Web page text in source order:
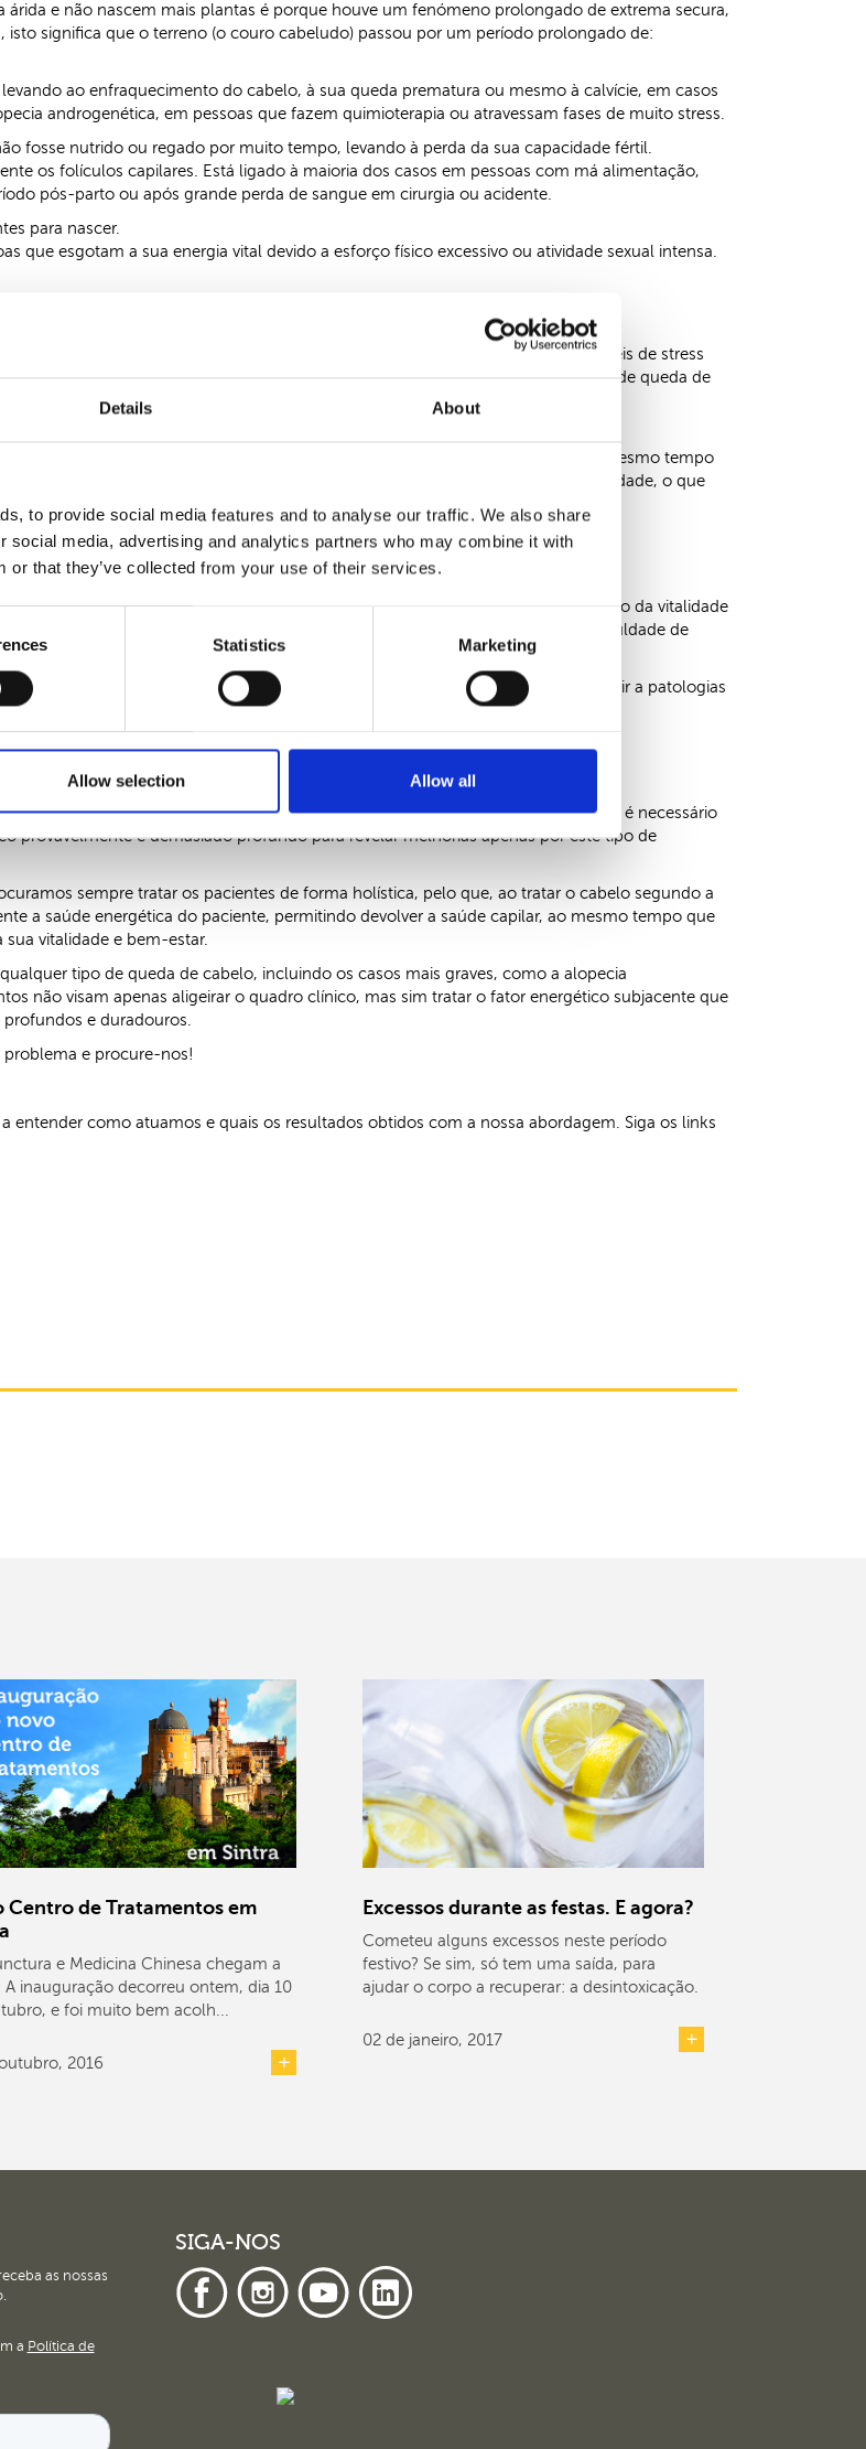
Details About
to provide social media features and to analyse our traffic. We also share
social media, advertising and analytics partners who may combine it with
or that they’ve collected from your use of their services.
Statistics Marketing
Allow selection Allow all
e não nascem mais plantas é porque houve um fenómeno prolongado de extrema secura,
significa que o terreno (o couro cabeludo) passou por um período prolongado de:
ao enfraquecimento do cabelo, à sua queda prematura ou mesmo à calvície, em casos
androgenética, em pessoas que fazem quimioterapia ou atravessam fases de muito stress.
fosse nutrido ou regado por muito tempo, levando à perda da sua capacidade fértil.
os folículos capilares. Está ligado à maioria dos casos em pessoas com má alimentação,
pós-parto ou após grande perda de sangue em cirurgia ou acidente.
para nascer.
que esgotam a sua energia vital devido a esforço físico excessivo ou atividade sexual intensa.
solar intensa que ocorre no verão que lesa o couro cabeludo e/ou a altos níveis de stress
excessivo, que “mata as plantas” e provoca uma fase aguda telógena (ciclo de queda de
cabeludo com Água – Sangue – Yin, aumentando a sua nutrição natural, ao mesmo tempo
inflamatórios que lesam os capilares. Com isto, o cabelo ficará com mais vitalidade, o que
dá sinais de fragilidade, até porque uma situação prolongada de enfraquecimento da vitalidade
do cabelo, resultando em fios cada vez mais finos, queda acentuada e dificuldade de
capilar mais persistente se não houver intervenção adequada.
que podem ter consequências não apenas no cabelo, mas também conduzir a patologias
subjacente para reverter o processo. Não basta um simples tónico, pois é necessário
provavelmente é demasiado profundo para revelar melhorias apenas por este tipo de
sempre tratar os pacientes de forma holística, pelo que, ao tratar o cabelo segundo a
a saúde energética do paciente, permitindo devolver a saúde capilar, ao mesmo tempo que
vitalidade e bem-estar.
tipo de queda de cabelo, incluindo os casos mais graves, como a alopecia
não visam apenas aligeirar o quadro clínico, mas sim tratar o fator energético subjacente que
e duradouros.
problema e procure-nos!
entender como atuamos e quais os resultados obtidos com a nossa abordagem. Siga os links
Centro de Tratamentos em
e Medicina Chinesa chegam a
A inauguração decorreu ontem, dia 10
e foi muito bem acolh...
2016
Excessos durante as festas. E agora?
Cometeu alguns excessos neste período
festivo? Se sim, só tem uma saída, para
ajudar o corpo a recuperar: a desintoxicação.
02 de janeiro, 2017
as nossas
a Política de
SIGA-NOS